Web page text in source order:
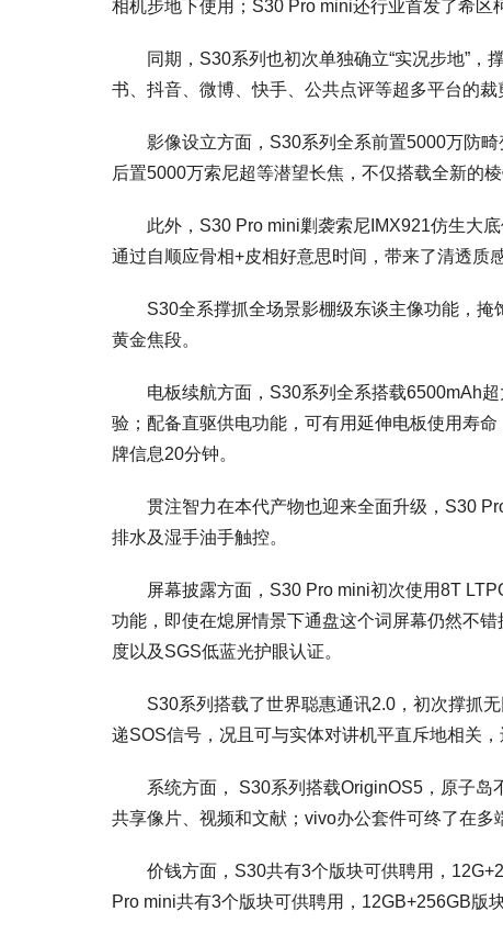
相机步地下使用；S30 Pro mini还行业首发了希区
同期，S30系列也初次单独确立“实况步地”，撑
书、抖音、微博、快手、公共点评等超多平台的裁
影像设立方面，S30系列全系前置5000万防畸
后置5000万索尼超等潜望长焦，不仅搭载全新的
此外，S30 Pro mini剿袭索尼IMX921仿生大底
通过自顺应骨相+皮相好意思时间，带来了清透质
S30全系撑抓全场景影棚级东谈主像功能，掩
黄金焦段。
电板续航方面，S30系列全系搭载6500mAh超
验；配备直驱供电功能，可有用延伸电板使用寿
牌信息20分钟。
贯注智力在本代产物也迎来全面升级，S30 Pro
排水及湿手油手触控。
屏幕披露方面，S30 Pro mini初次使用8T
功能，即使在熄屏情景下通盘这个词屏幕仍然不
度以及SGS低蓝光护眼认证。
S30系列搭载了世界聪惠通讯2.0，初次撑抓无
递SOS信号，况且可与实体对讲机平直斥地相关
系统方面， S30系列搭载OriginOS5，原子岛
共享像片、视频和文献；vivo办公套件可终了在
价钱方面，S30共有3个版块可供聘用，
Pro mini共有3个版块可供聘用，12GB+256GB版